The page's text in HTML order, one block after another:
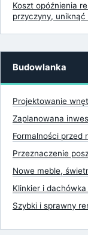
Koszt opóźnienia
przyczyny,
Budowlanka
Projektowanie
Zaplanowana
Formalności przed
Przeznaczenie
Nowe meble,
Klinkier i
Szybki i sprawny